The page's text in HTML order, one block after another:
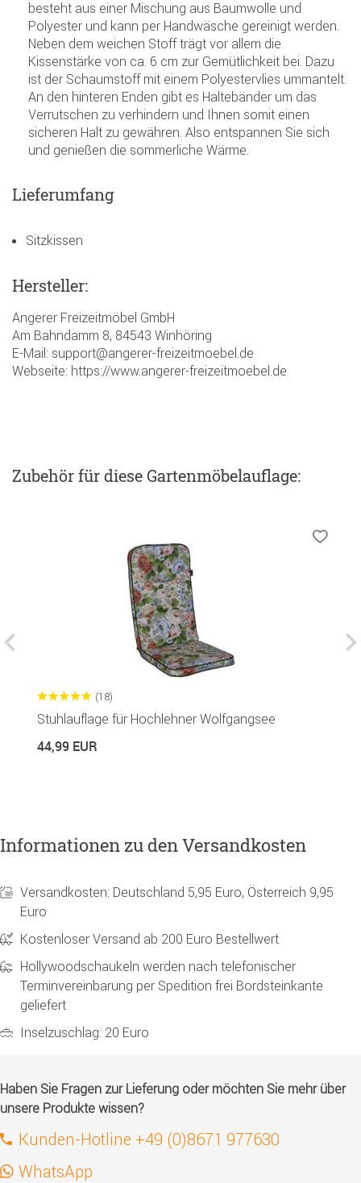
besteht aus einer Mischung aus Baumwolle und
Polyester und kann per Handwäsche gereinigt werden.
Neben dem weichen Stoff trägt vor allem die
Kissenstärke von ca. 6 cm zur Gemütlichkeit bei. Dazu
ist der Schaumstoff mit einem Polyestervlies ummantelt.
An den hinteren Enden gibt es Haltebänder um das
Verrutschen zu verhindern und Ihnen somit einen
sicheren Halt zu gewähren. Also entspannen Sie sich
und genießen die sommerliche Wärme.
Lieferumfang
Sitzkissen
Hersteller:
Angerer Freizeitmöbel GmbH
Am Bahndamm 8, 84543 Winhöring
E-Mail: support@angerer-freizeitmoebel.de
Webseite: https://www.angerer-freizeitmoebel.de
Zubehörfür diese Gartenmöbelauflage:
(18)
Stuhlauflage für Hochlehner Wolfgangsee
44,99 EUR
Informationen zu den Versandkosten
Versandkosten: Deutschland 5,95 Euro, Österreich 9,95
Euro
Kostenloser Versand ab 200 Euro Bestellwert
Hollywoodschaukeln werden nach telefonischer
Terminvereinbarung per Spedition frei Bordsteinkante
geliefert
Inselzuschlag: 20 Euro
Haben Sie Fragen zur Lieferung oder möchten Sie mehr über
unsere Produkte wissen?
Kunden-Hotline +49 (0)8671 977630
WhatsApp